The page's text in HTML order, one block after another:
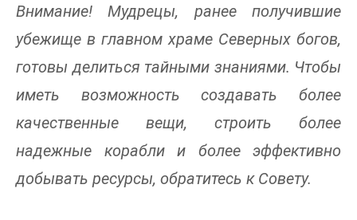
Внимание! Мудрецы, ранее получившие
убежище в главном храме Северных богов,
готовы делиться тайными знаниями. Чтобы
иметь возможность создавать более
качественные вещи, строить более
надежные корабли и более эффективно
добывать ресурсы, обратитесь к Совету.